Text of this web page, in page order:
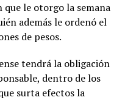
le otorgo la semana
además le ordenó el
de pesos.
tendrá la obligación
dentro de los
surta efectos la